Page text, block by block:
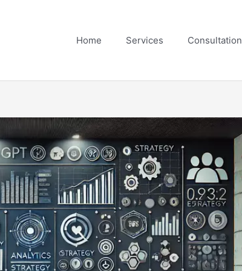
Home Services Consultation